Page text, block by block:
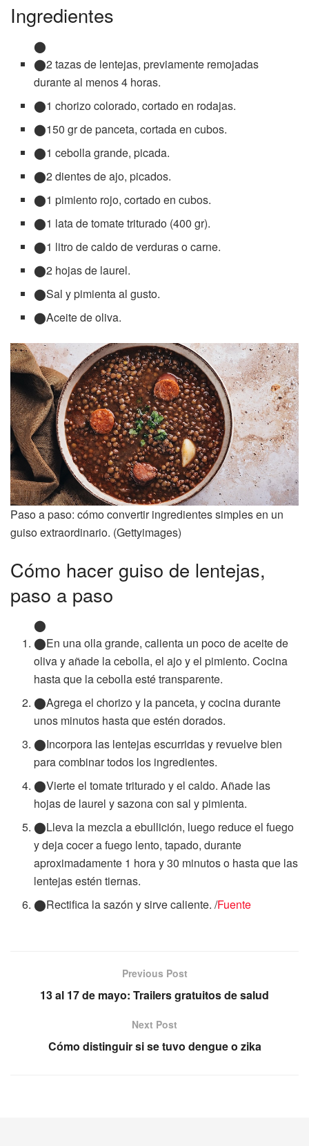
Ingredientes
2 tazas de lentejas, previamente remojadas
durante al menos 4 horas.
1 chorizo colorado, cortado en rodajas.
150 gr de panceta, cortada en cubos.
1 cebolla grande, picada.
2 dientes de ajo, picados.
1 pimiento rojo, cortado en cubos.
1 lata de tomate triturado (400 gr).
1 litro de caldo de verduras o carne.
2 hojas de laurel.
Sal y pimienta al gusto.
Aceite de oliva.
Paso a paso: cómo convertir ingredientes simples en un
guiso extraordinario. (Gettyimages)
Cómo hacer guiso de lentejas,
paso a paso
En una olla grande, calienta un poco de aceite de
oliva y añade la cebolla, el ajo y el pimiento. Cocina
hasta que la cebolla esté transparente.
Agrega el chorizo y la panceta, y cocina durante
unos minutos hasta que estén dorados.
Incorpora las lentejas escurridas y revuelve bien
para combinar todos los ingredientes.
Vierte el tomate triturado y el caldo. Añade las
hojas de laurel y sazona con sal y pimienta.
Lleva la mezcla a ebullición, luego reduce el fuego
y deja cocer a fuego lento, tapado, durante
aproximadamente 1 hora y 30 minutos o hasta que las
lentejas estén tiernas.
Rectifica la sazón y sirve caliente. /Fuente
Previous Post
13 al 17 de mayo: Trailers gratuitos de salud
Next Post
Cómo distinguir si se tuvo dengue o zika